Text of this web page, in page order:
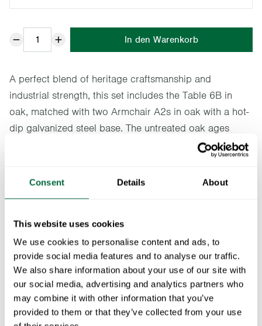
Consent Details About
This website uses cookies
We use cookies to personalise content and ads, to
provide social media features and to analyse our traffic.
We also share information about your use of our site with
our social media, advertising and analytics partners who
may combine it with other information that you’ve
provided to them or that they’ve collected from your use
In den Warenkorb
A perfect blend of heritage craftsmanship and
industrial strength, this set includes the Table 6B in
oak, matched with two Armchair A2s in oak with a hot-
dip galvanized steel base. The untreated oak ages
beautifully over time, making this an excellent choice
Im Paket enthalten:
1 x Tisch 6B 60 - Geölte Eiche mit feuerverzinktem Gestell
Spezifikationen
Totalvikt 29.9 kg
Sessel A2 - Geölte Eiche mit feuerverzinktem Gestell
Dokumente